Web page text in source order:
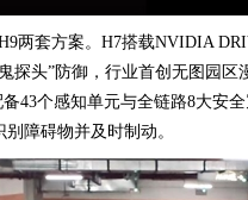
两套方案。H7搭载NVIDIA
探头”防御，行业首创无图园区
43个感知单元与全链路8大安
障碍物并及时制动。